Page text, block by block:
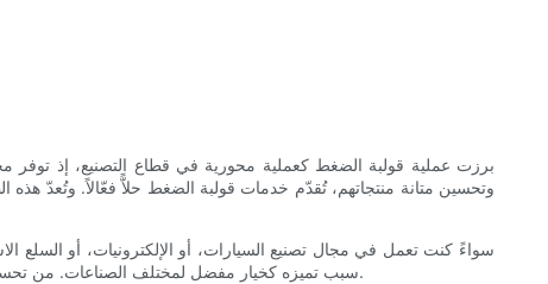
برزت عملية قولبة الضغط كعملية محورية في قطاع التصنيع، إذ
وتحسين متانة منتجاتهم، تُقدّم خدمات قولبة الضغط حلاًّ فعّالاً. وتُعدّ هذه
سواءً كنت تعمل في مجال تصنيع السيارات، أو الإلكترونيات، أو
سبب تميزه كخيار مفضل لمختلف الصناعات. من تحسين استخدام المواد إلى الاستدامة البيئية، سيساعد استكشاف هذه المزايا المصنّعين على اتخاذ قرارات مدروسة بشأن دمج صب الضغط في عملياتهم.